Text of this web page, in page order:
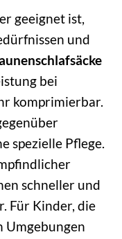
geeignet ist,
und
bei
komprimierbar.
spezielle Pflege.
schneller und
Für Kinder, die
Umgebungen